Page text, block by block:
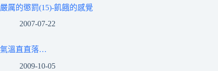
嚴厲的懲罰(15)-飢餓的感覺
2007-07-22
氣溫直直落…
2009-10-05